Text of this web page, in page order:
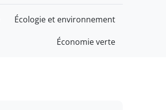
Écologie et environnement
Économie verte